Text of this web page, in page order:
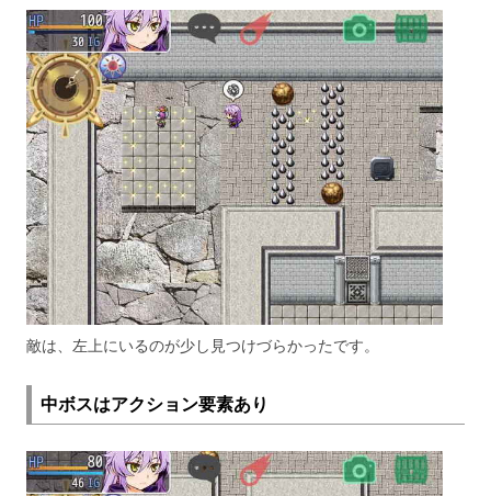
敵は、左上にいるのが少し見つけづらかったです。
中ボスはアクション要素あり